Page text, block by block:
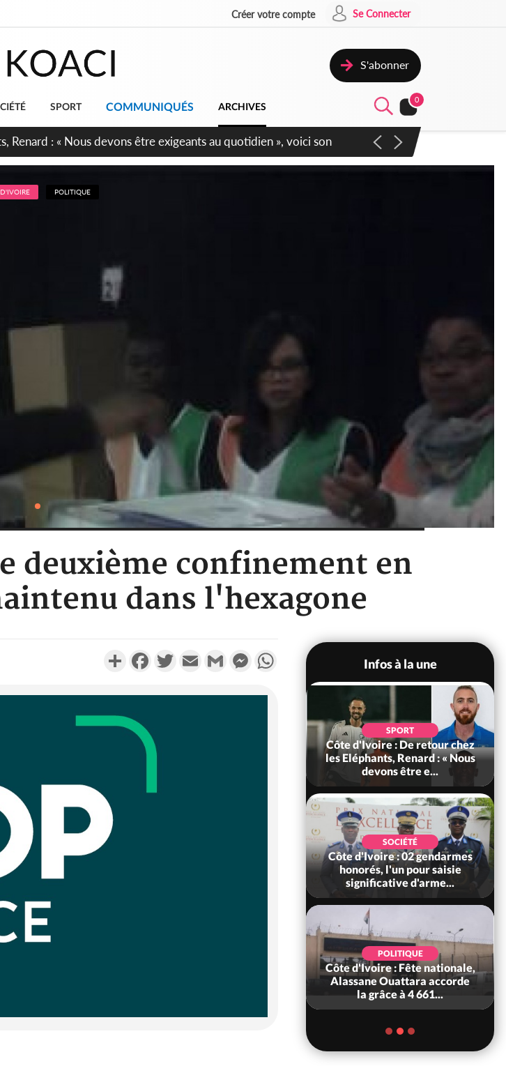
Créer votre compte Se Connecter
S'abonner
SPORT COMMUNIQUÉS ARCHIVES
0
les Forces de Défense et de Sécurité affichent leur
la Nation
POLITIQUE
deuxième confinement en
dans l'hexagone
PartagerFacebookTwitterEmail Gmail MessengerWhatsApp
Infos à la une
l'Indépendance, les Forces de
SPORT
Côte d'Ivoire : De retour chez
les Eléphants, Renard : « Nous
devons être e...
SOCIÉTÉ
Côte d'Ivoire : 02 gendarmes
honorés, l'un pour saisie
significative d'arme...
POLITIQUE
Côte d'Ivoire : Fête nationale,
Alassane Ouattara accorde
la grâce à 4 661...